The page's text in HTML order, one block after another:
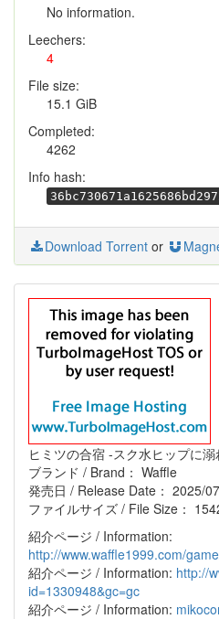
No information.
Leechers:
4
File size:
15.1 GiB
Completed:
4262
Info hash:
Download Torrent or
ヒミツの合宿 -スク水ヒップに溺
ブランド / Brand： Waffle
発売日 / Release Date： 2025/
ファイルサイズ / File Size：
紹介ページ / Information:
http://www.waffle1999.com/
紹介ページ / Information: http://
id=1330948&gc=gc
紹介ページ / Information: